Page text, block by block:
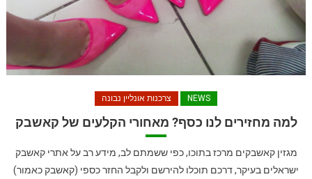
NEWS צרכנות אונליין נבונה
למה מחזירים לנו כסף? מאחורי הקלעים של קאשבק
מגזין קאשבקים מרכז בתוכו, כפי ששמתם לב, מידע רב על אתרי קאשבק
ישראלים בעיקר, דרכם תוכלו להירשם ולקבל החזר כספי (קאשבק כאמור)